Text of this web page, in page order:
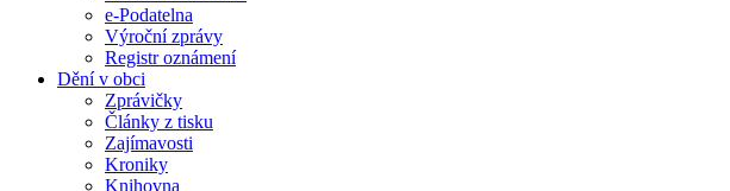
e-Podatelna
Výroční zprávy
Registr oznámení
Dění v obci
Zprávičky
Články z tisku
Zajímavosti
Kroniky
Knihovna